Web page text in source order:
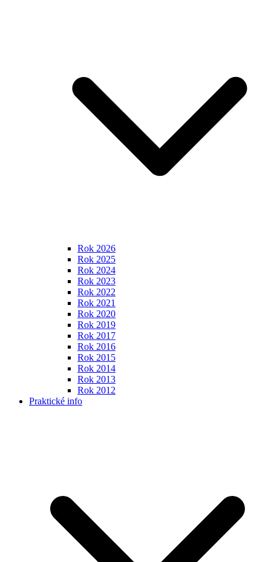
Rok 2026
Rok 2025
Rok 2024
Rok 2023
Rok 2022
Rok 2021
Rok 2020
Rok 2019
Rok 2017
Rok 2016
Rok 2015
Rok 2014
Rok 2013
Rok 2012
Praktické info